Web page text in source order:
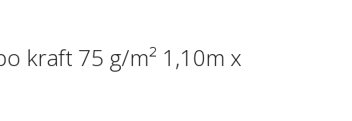
kraft 75 g/m² 1,10m x